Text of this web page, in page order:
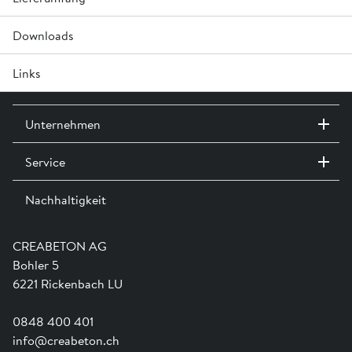
Inkl. Kugelkopftraganker LK 1.3
Downloads
A0000 Versetzhinweise für Abwasserleitungssysteme »
Links
Leistungserklärung »
CREABETON AG
Bohler 5
6221 Rickenbach LU
0848 400 401
info@creabeton.ch
Unternehmen
Kontakt / Standorte
Ausstellungen
Team
Ausbildung
Service
Dienstleistungen
Shop Hilfe
Anwendungsunterstützung
Newsletter
Nachhaltigkeit
Engagement
Swissness
Schwammstadt